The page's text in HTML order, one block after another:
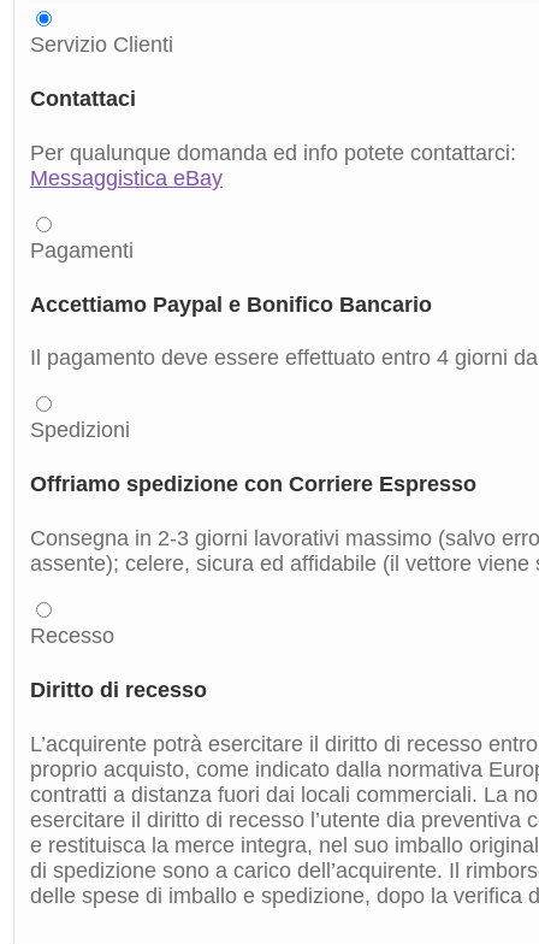
Servizio Clienti
Contattaci
Per qualunque domanda ed info potete contattarci:
Messaggistica eBay
Pagamenti
Accettiamo Paypal e Bonifico Bancario
Il pagamento deve essere effettuato entro 4 giorni
Spedizioni
Offriamo spedizione con Corriere Espresso
Consegna in 2-3 giorni lavorativi massimo (salvo
assente); celere, sicura ed affidabile (il vettore
Recesso
Diritto di recesso
L’acquirente potrà esercitare il diritto di recesso
proprio acquisto, come indicato dalla normativa
contratti a distanza fuori dai locali commerciali. La
esercitare il diritto di recesso l’utente dia preventiva
e restituisca la merce integra, nel suo imballo
di spedizione sono a carico dell’acquirente. Il
delle spese di imballo e spedizione, dopo la verifica